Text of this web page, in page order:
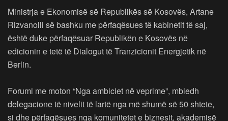
Ministrja e Ekonomisë së Republikës së Kosovës, Artane
Rizvanolli së bashku me përfaqësues të kabinetit të saj,
është duke përfaqësuar Republikën e Kosovës në
edicionin e tetë të Dialogut të Tranzicionit Energjetik në
Berlin.
Forumi me moton “Nga ambiciet në veprime”, mbledh
delegacione të nivelit të lartë nga më shumë së 50 shtete,
si dhe përfaqësues nga komunitetet e biznesit, akademisë